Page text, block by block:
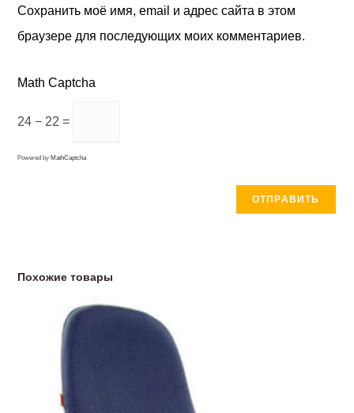
Сохранить моё имя, email и адрес сайта в этом
браузере для последующих моих комментариев.
Math Captcha
24 − 22 =
Powered by MathCaptcha
Похожие товары